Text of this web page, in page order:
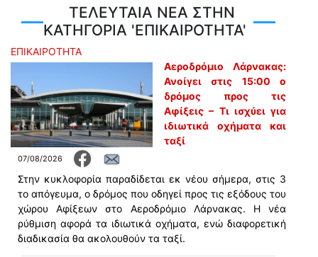
ΤΕΛΕΥΤΑΙΑ ΝΕΑ ΣΤΗΝ
ΚΑΤΗΓΟΡΙΑ 'ΕΠΙΚΑΙΡΟΤΗΤΑ'
ΕΠΙΚΑΙΡΟΤΗΤΑ
Αεροδρόμιο Λάρνακας:
Ανοίγει στις 15:00 ο
δρόμος προς τις
Αφίξεις – Τι ισχύει για
ιδιωτικά οχήματα και
ταξί
07/08/2026
Στην κυκλοφορία παραδίδεται εκ νέου σήμερα, στις 3
το απόγευμα, ο δρόμος που οδηγεί προς τις εξόδους του
χώρου Αφίξεων στο Αεροδρόμιο Λάρνακας. Η νέα
ρύθμιση αφορά τα ιδιωτικά οχήματα, ενώ διαφορετική
διαδικασία θα ακολουθούν τα ταξί.